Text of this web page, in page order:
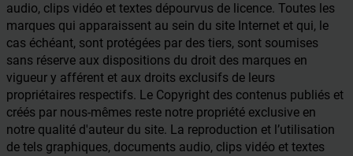
audio, clips vidéo et textes dépourvus de licence. Toutes les
marques qui apparaissent au sein du site Internet et qui, le
cas échéant, sont protégées par des tiers, sont soumises
sans réserve aux dispositions du droit des marques en
vigueur y afférent et aux droits exclusifs de leurs
propriétaires respectifs. Le Copyright des contenus publiés et
créés par nous-mêmes reste notre propriété exclusive en
notre qualité d'auteur du site. La reproduction et l’utilisation
de tels graphiques, documents audio, clips vidéo et textes